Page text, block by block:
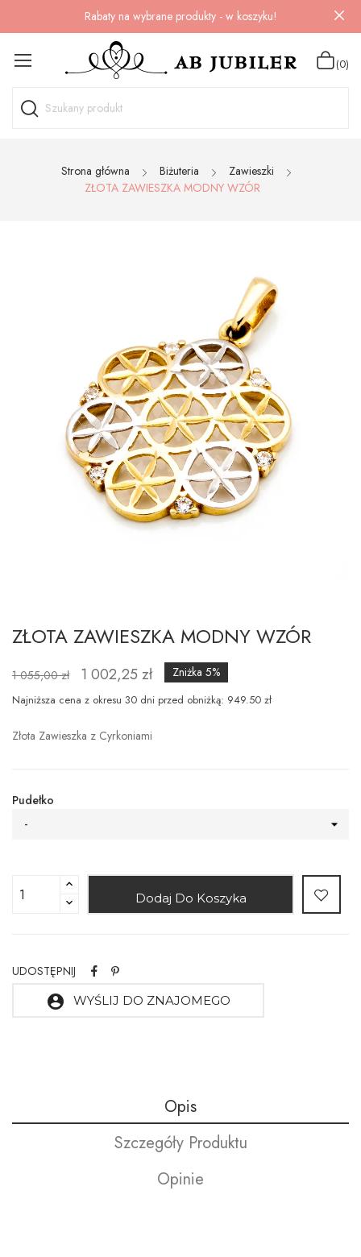
Rabaty na wybrane produkty - w koszyku!
(0)
Strona główna Biżuteria
Zawieszki
ZŁOTA ZAWIESZKA MODNY WZÓR
ZŁOTA ZAWIESZKA MODNY WZÓR
1 055,00 zł 1 002,25 zł Zniżka 5%
Najniższa cena z okresu 30 dni przed obniżką: 949.50 zł
Złota Zawieszka z Cyrkoniami
Pudełko
-
Dodaj Do Koszyka
UDOSTĘPNIJ
account_circle WYŚLIJ DO ZNAJOMEGO
Opis
Szczegóły Produktu
Opinie